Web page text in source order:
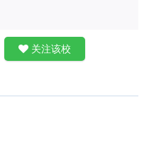
关注该校